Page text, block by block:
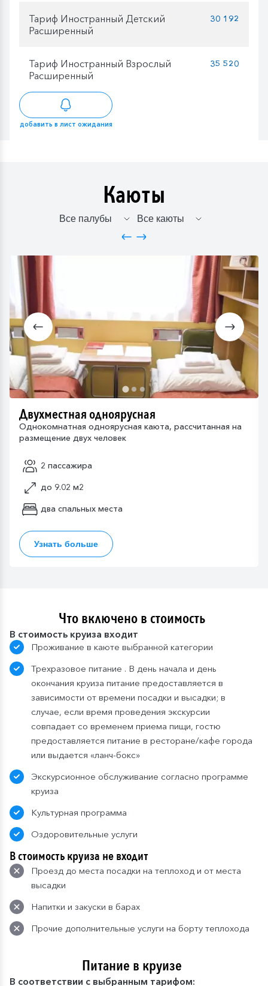
Тариф Иностранный Детский
Расширенный
30 192
Тариф Иностранный Взрослый
Расширенный
35 520
добавить в лист ожидания
Каюты
Двухместная одноярусная
Однокомнатная одноярусная каюта, рассчитанная на
размещение двух человек
2 пассажира
до 9.02 м2
два спальных места
Узнать больше
Что включено в стоимость
В стоимость круиза входит
Проживание в каюте выбранной категории
Трехразовое питание . В день начала и день
окончания круиза питание предоставляется в
зависимости от времени посадки и высадки; в
случае, если время проведения экскурсии
совпадает со временем приема пищи, гостю
предоставляется питание в ресторане/кафе города
или выдается «ланч-бокс»
Экскурсионное обслуживание согласно программе
круиза
Культурная программа
Оздоровительные услуги
В стоимость круиза не входит
Проезд до места посадки на теплоход и от места
высадки
Напитки и закуски в барах
Прочие дополнительные услуги на борту теплохода
Питание в круизе
В соответствии с выбранным тарифом: